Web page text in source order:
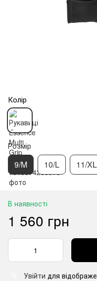
Колір
Розмір
9/M 10/L 11/XL
В наявності
1 560 грн
Увійти для